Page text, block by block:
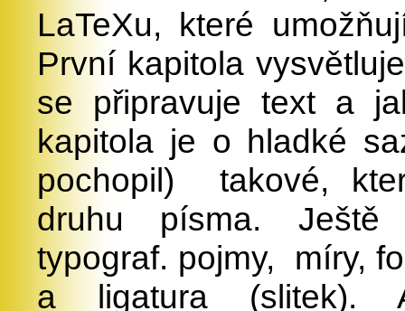
LaTeXu, které
První kapitola
se připravuje text a
kapitola je o hladké
pochopil)
takové,
druhu písma. Ještě
typograf. pojmy,
míry,
a ligatura (slitek).